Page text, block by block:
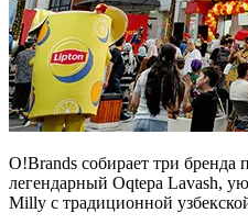
O!Brands собирает три
легендарный Oqtepa Lavash,
Milly с традиционной